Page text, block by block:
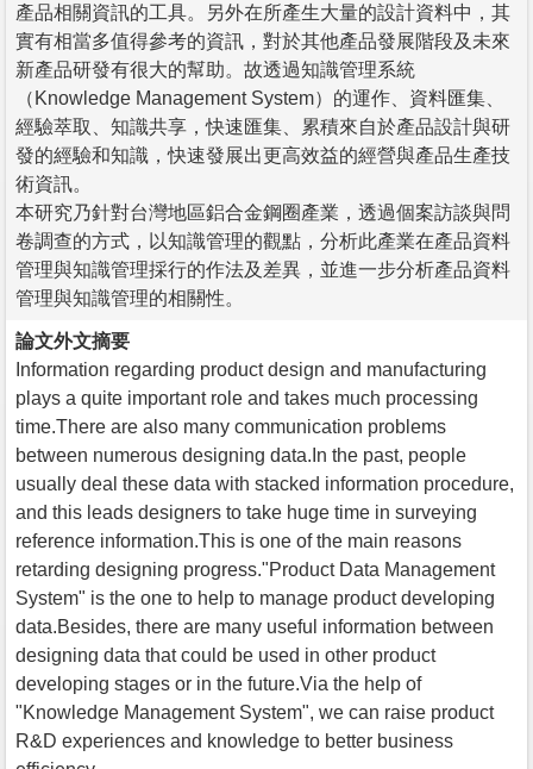
產品相關資訊的工具。另外在所產生大量的設計資料中，其
實有相當多值得參考的資訊，對於其他產品發展階段及未來
新產品研發有很大的幫助。故透過知識管理系統
（Knowledge Management System）的運作、資料匯集、
經驗萃取、知識共享，快速匯集、累積來自於產品設計與研
發的經驗和知識，快速發展出更高效益的經營與產品生產技
術資訊。
本研究乃針對台灣地區鋁合金鋼圈產業，透過個案訪談與問
卷調查的方式，以知識管理的觀點，分析此產業在產品資料
管理與知識管理採行的作法及差異，並進一步分析產品資料
管理與知識管理的相關性。
論文外文摘要
Information regarding product design and manufacturing
plays a quite important role and takes much processing
time.There are also many communication problems
between numerous designing data.In the past, people
usually deal these data with stacked information procedure,
and this leads designers to take huge time in surveying
reference information.This is one of the main reasons
retarding designing progress."Product Data Management
System" is the one to help to manage product developing
data.Besides, there are many useful information between
designing data that could be used in other product
developing stages or in the future.Via the help of
"Knowledge Management System", we can raise product
R&D experiences and knowledge to better business